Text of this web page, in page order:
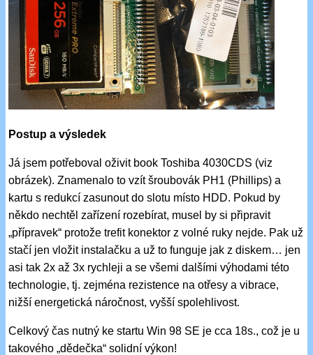
Postup a výsledek
Já jsem potřeboval oživit book Toshiba 4030CDS (viz
obrázek). Znamenalo to vzít šroubovák PH1 (Phillips) a
kartu s redukcí zasunout do slotu místo HDD. Pokud by
někdo nechtěl zařízení rozebírat, musel by si připravit
„přípravek“ protože trefit konektor z volné ruky nejde. Pak už
stačí jen vložit instalačku a už to funguje jak z diskem… jen
asi tak 2x až 3x rychleji a se všemi dalšími výhodami této
technologie, tj. zejména rezistence na otřesy a vibrace,
nižší energetická náročnost, vyšší spolehlivost.
Celkový čas nutný ke startu Win 98 SE je cca 18s., což je u
takového „dědečka“ solidní výkon!